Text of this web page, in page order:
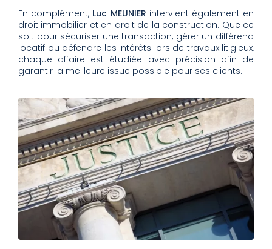
En complément, Luc MEUNIER intervient également en
droit immobilier et en droit de la construction. Que ce
soit pour sécuriser une transaction, gérer un différend
locatif ou défendre les intérêts lors de travaux litigieux,
chaque affaire est étudiée avec précision afin de
garantir la meilleure issue possible pour ses clients.